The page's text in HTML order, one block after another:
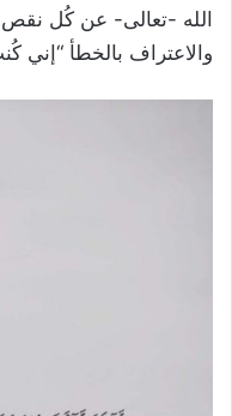
الله -تعالى- عن كُل نقص
والاعتراف بالخطأ “إني